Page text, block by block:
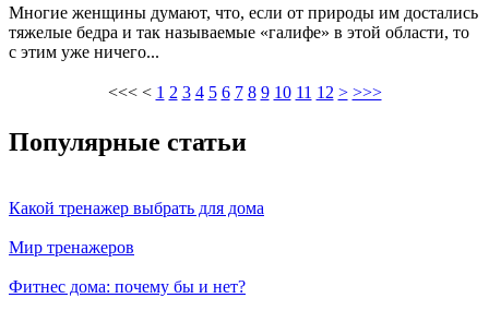
Многие женщины думают, что, если от природы им достались
тяжелые бедра и так называемые «галифе» в этой области, то
с этим уже ничего...
<<< < 1 2 3 4 5 6 7 8 9 10 11 12 > >>>
Популярные статьи
Какой тренажер выбрать для дома
Мир тренажеров
Фитнес дома: почему бы и нет?